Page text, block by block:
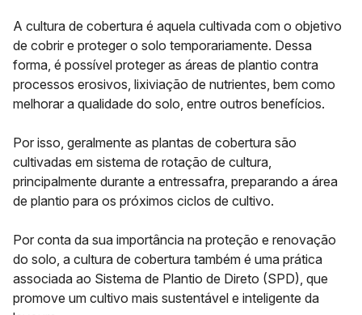
A cultura de cobertura é aquela cultivada com o objetivo
de cobrir e proteger o solo temporariamente. Dessa
forma, é possível proteger as áreas de plantio contra
processos erosivos, lixiviação de nutrientes, bem como
melhorar a qualidade do solo, entre outros benefícios.
Por isso, geralmente as plantas de cobertura são
cultivadas em sistema de rotação de cultura,
principalmente durante a entressafra, preparando a área
de plantio para os próximos ciclos de cultivo.
Por conta da sua importância na proteção e renovação
do solo, a cultura de cobertura também é uma prática
associada ao Sistema de Plantio de Direto (SPD), que
promove um cultivo mais sustentável e inteligente da